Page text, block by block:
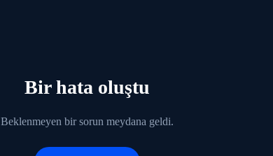
Bir hata oluştu
Beklenmeyen bir sorun meydana geldi.